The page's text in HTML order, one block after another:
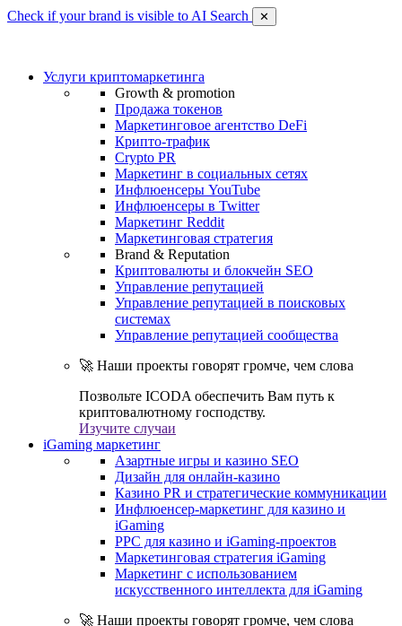
Check if your brand is visible to AI Search ✕
Услуги криптомаркетинга
Growth & promotion
Продажа токенов
Маркетинговое агентство DeFi
Крипто-трафик
Crypto PR
Маркетинг в социальных сетях
Инфлюенсеры YouTube
Инфлюенсеры в Twitter
Маркетинг Reddit
Маркетинговая стратегия
Brand & Reputation
Криптовалюты и блокчейн SEO
Управление репутацией
Управление репутацией в поисковых
системах
Управление репутацией сообщества
🚀 Наши проекты говорят громче, чем слова
Позвольте ICODA обеспечить Вам путь к
криптовалютному господству.
Изучите случаи
iGaming маркетинг
Азартные игры и казино SEO
Дизайн для онлайн-казино
Казино PR и стратегические коммуникации
Инфлюенсер-маркетинг для казино и
iGaming
PPC для казино и iGaming-проектов
Маркетинговая стратегия iGaming
Маркетинг с использованием
искусственного интеллекта для iGaming
🚀 Наши проекты говорят громче, чем слова